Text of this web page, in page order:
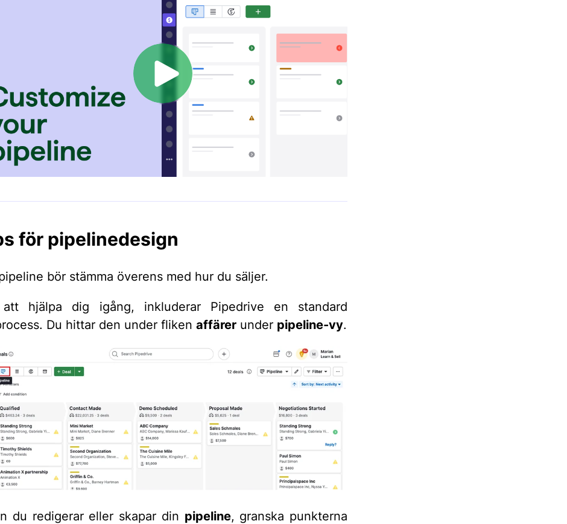
för pipelinedesign
bör stämma överens med hur du säljer.
hjälpa dig igång, inkluderar Pipedrive en standard
Du hittar den under fliken affärer under pipeline-vy.
du redigerar eller skapar din pipeline, granska punkterna